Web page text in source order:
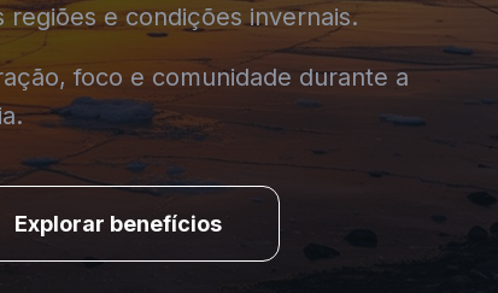
e condições invernais.
foco e comunidade durante a
Explorar benefícios